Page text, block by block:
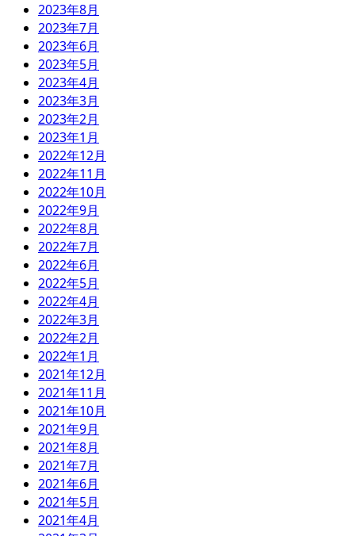
2023年8月
2023年7月
2023年6月
2023年5月
2023年4月
2023年3月
2023年2月
2023年1月
2022年12月
2022年11月
2022年10月
2022年9月
2022年8月
2022年7月
2022年6月
2022年5月
2022年4月
2022年3月
2022年2月
2022年1月
2021年12月
2021年11月
2021年10月
2021年9月
2021年8月
2021年7月
2021年6月
2021年5月
2021年4月